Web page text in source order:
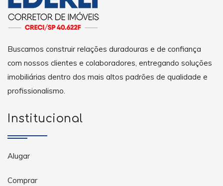
Buscamos construir relações duradouras e de confiança
com nossos clientes e colaboradores, entregando soluções
imobiliárias dentro dos mais altos padrões de qualidade e
profissionalismo.
Institucional
Alugar
Comprar